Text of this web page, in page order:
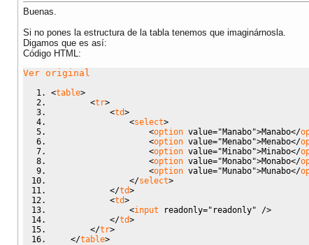
Buenas.
Si no pones la estructura de la tabla tenemos que imaginárnosla.
Digamos que es así:
Código HTML:
Ver original
<table>
<tr>
<td>
<select>
<option value="Manabo">Manabo</
<option value="Menabo">Menabo</
<option value="Minabo">Minabo</
<option value="Monabo">Monabo</
<option value="Munabo">Munabo</
</select>
</td>
<td>
<input readonly="readonly" />
</td>
</tr>
</table>